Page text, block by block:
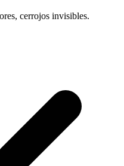
cerrojos invisibles.